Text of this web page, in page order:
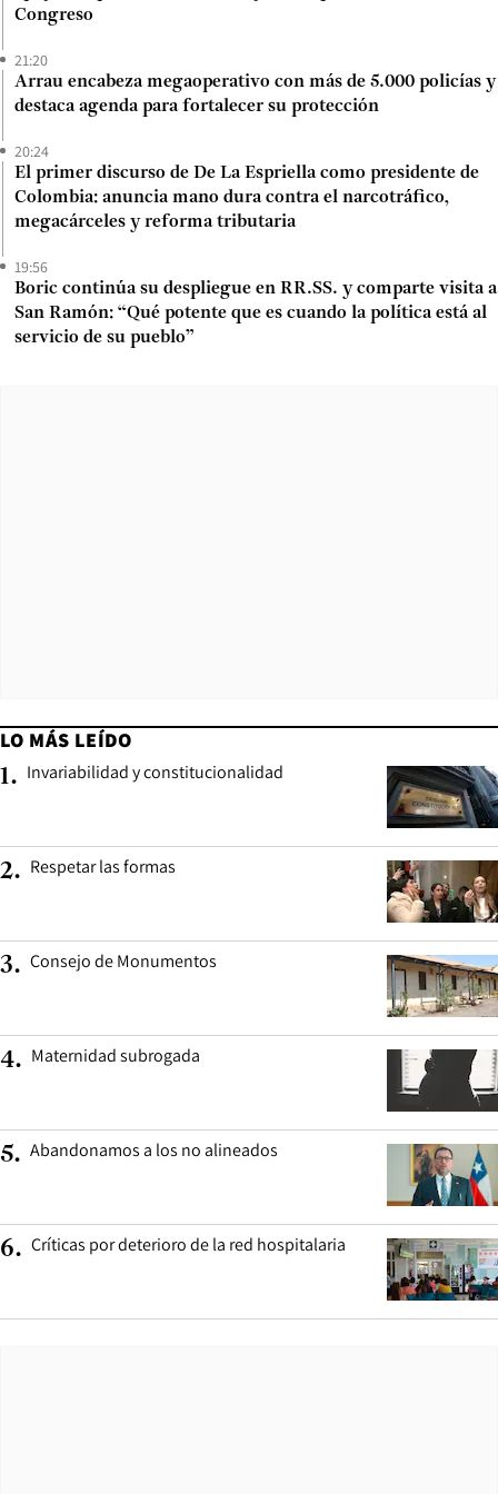
Congreso
21:20
Arrau encabeza megaoperativo con más de 5.000 policías y
destaca agenda para fortalecer su protección
20:24
El primer discurso de De La Espriella como presidente de
Colombia: anuncia mano dura contra el narcotráfico,
megacárceles y reforma tributaria
19:56
Boric continúa su despliegue en RR.SS. y comparte visita a
San Ramón: “Qué potente que es cuando la política está al
servicio de su pueblo”
LO MÁS LEÍDO
1. Invariabilidad y constitucionalidad
2. Respetar las formas
3. Consejo de Monumentos
4. Maternidad subrogada
5. Abandonamos a los no alineados
6. Críticas por deterioro de la red hospitalaria